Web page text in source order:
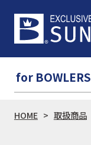
for BOWLERS
HOME 取扱商品